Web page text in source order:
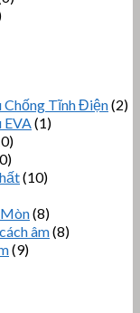
Chống Tĩnh Điện(2)
EVA(1)
(10)
(8)
âm(8)
(9)